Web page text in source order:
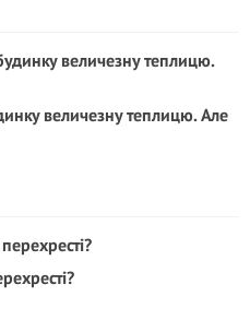
величезну теплицю. Але